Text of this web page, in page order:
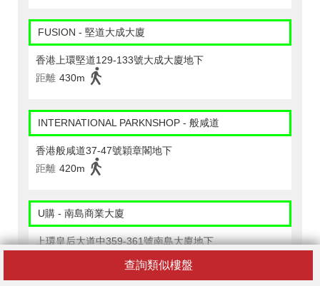
查詢類似樓盤
FUSION - 堅道大成大廈
香港上環堅道129-133號大成大廈地下
距離 430m
INTERNATIONAL PARKNSHOP - 般咸道
香港般咸道37-47號穎章閣地下
距離 420m
U購 - 南島商業大廈
上環皇后大道中359-361號南島大廈地下